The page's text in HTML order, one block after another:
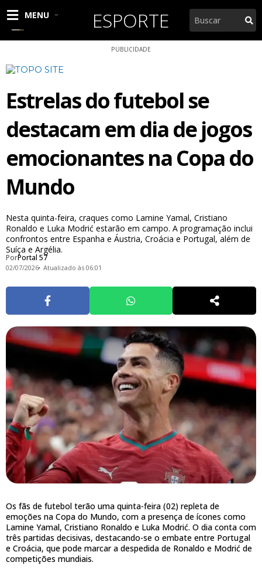
para
MENU ESPORTE Pesquisar
PUBLICIDADE
Estrelas do futebol se
destacam em dia de jogos
emocionantes na Copa do
Mundo
Nesta quinta-feira, craques como Lamine Yamal, Cristiano
Ronaldo e Luka Modrić estarão em campo. A programação inclui
confrontos entre Espanha e Áustria, Croácia e Portugal, além de
Suíça e Argélia.
PorPortal 57
02/07/2026 Atualizado às 06:01
Os fãs de futebol terão uma quinta-feira (02) repleta de
emoções na Copa do Mundo, com a presença de ícones como
Lamine Yamal, Cristiano Ronaldo e Luka Modrić. O dia conta com
três partidas decisivas, destacando-se o embate entre Portugal
e Croácia, que pode marcar a despedida de Ronaldo e Modrić de
competições mundiais.